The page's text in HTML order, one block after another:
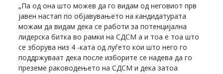
„Па од она што можев да го видам од неговиот прв
јавен настап по објавувањето на кандидатурата
можам да видам дека се работи за потенцијална
лидерска битка во рамки на СДСМ а и тоа е тоа што
се зборува низ 4 -ката од луѓето кои што него го
поддржуваат дека после изборите се надева да го
преземе раководењето на СДСМ и дека затоа